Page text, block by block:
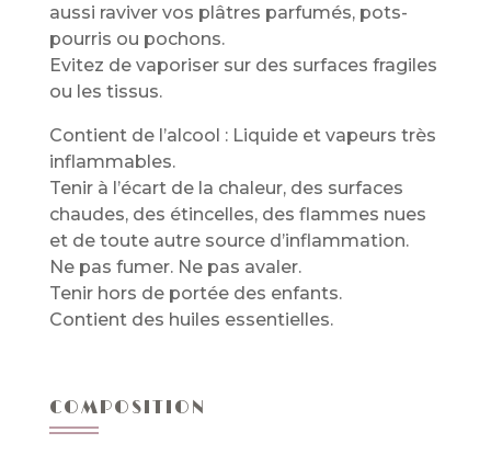
aussi raviver vos plâtres parfumés, pots-
pourris ou pochons.
Evitez de vaporiser sur des surfaces fragiles
ou les tissus.
Contient de l’alcool : Liquide et vapeurs très
inflammables.
Tenir à l’écart de la chaleur, des surfaces
chaudes, des étincelles, des flammes nues
et de toute autre source d’inflammation.
Ne pas fumer. Ne pas avaler.
Tenir hors de portée des enfants.
Contient des huiles essentielles.
COMPOSITION